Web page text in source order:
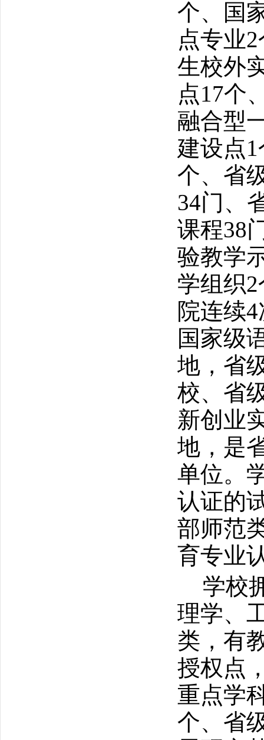
个、国
点专业2
生校外
点17个
融合型
建设点1
个、省
34门、
课程38
验教学
学组织2
院连续4
国家级
地，省
校、省
新创业
地，是
单位。
认证的
部师范
育专业
学校
理学、
类，有
授权点
重点学
个、省